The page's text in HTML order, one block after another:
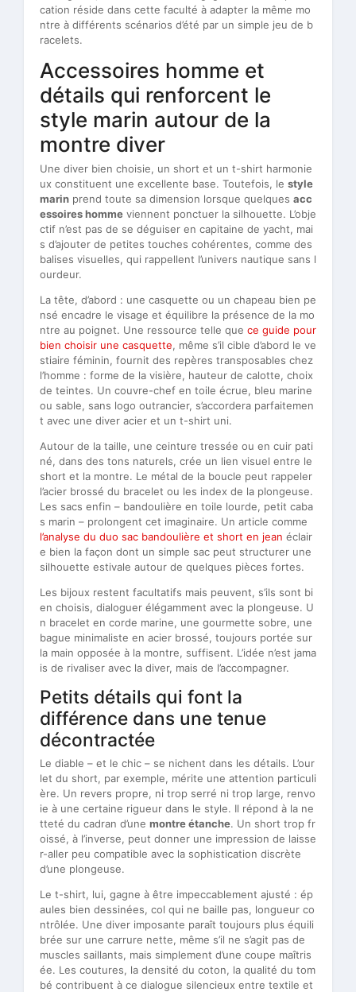
cation réside dans cette faculté à adapter la même mo
ntre à différents scénarios d’été par un simple jeu de b
racelets.
Accessoires homme et
détails qui renforcent le
style marin autour de la
montre diver
Une diver bien choisie, un short et un t-shirt harmonie
ux constituent une excellente base. Toutefois, le style
marin prend toute sa dimension lorsque quelques acc
essoires homme viennent ponctuer la silhouette. L’obje
ctif n’est pas de se déguiser en capitaine de yacht, mai
s d’ajouter de petites touches cohérentes, comme des
balises visuelles, qui rappellent l’univers nautique sans l
ourdeur.
La tête, d’abord : une casquette ou un chapeau bien pe
nsé encadre le visage et équilibre la présence de la mo
ntre au poignet. Une ressource telle que ce guide pour
bien choisir une casquette, même s’il cible d’abord le ve
stiaire féminin, fournit des repères transposables chez
l’homme : forme de la visière, hauteur de calotte, choix
de teintes. Un couvre-chef en toile écrue, bleu marine
ou sable, sans logo outrancier, s’accordera parfaitemen
t avec une diver acier et un t-shirt uni.
Autour de la taille, une ceinture tressée ou en cuir pati
né, dans des tons naturels, crée un lien visuel entre le
short et la montre. Le métal de la boucle peut rappeler
l’acier brossé du bracelet ou les index de la plongeuse.
Les sacs enfin – bandoulière en toile lourde, petit caba
s marin – prolongent cet imaginaire. Un article comme
l’analyse du duo sac bandoulière et short en jean éclair
e bien la façon dont un simple sac peut structurer une
silhouette estivale autour de quelques pièces fortes.
Les bijoux restent facultatifs mais peuvent, s’ils sont bi
en choisis, dialoguer élégamment avec la plongeuse. U
n bracelet en corde marine, une gourmette sobre, une
bague minimaliste en acier brossé, toujours portée sur
la main opposée à la montre, suffisent. L’idée n’est jama
is de rivaliser avec la diver, mais de l’accompagner.
Petits détails qui font la
différence dans une tenue
décontractée
Le diable – et le chic – se nichent dans les détails. L’our
let du short, par exemple, mérite une attention particuli
ère. Un revers propre, ni trop serré ni trop large, renvo
ie à une certaine rigueur dans le style. Il répond à la ne
tteté du cadran d’une montre étanche. Un short trop fr
oissé, à l’inverse, peut donner une impression de laisse
r-aller peu compatible avec la sophistication discrète
d’une plongeuse.
Le t-shirt, lui, gagne à être impeccablement ajusté : ép
aules bien dessinées, col qui ne baille pas, longueur co
ntrôlée. Une diver imposante paraît toujours plus équili
brée sur une carrure nette, même s’il ne s’agit pas de
muscles saillants, mais simplement d’une coupe maîtris
ée. Les coutures, la densité du coton, la qualité du tom
bé contribuent à ce dialogue silencieux entre textile et